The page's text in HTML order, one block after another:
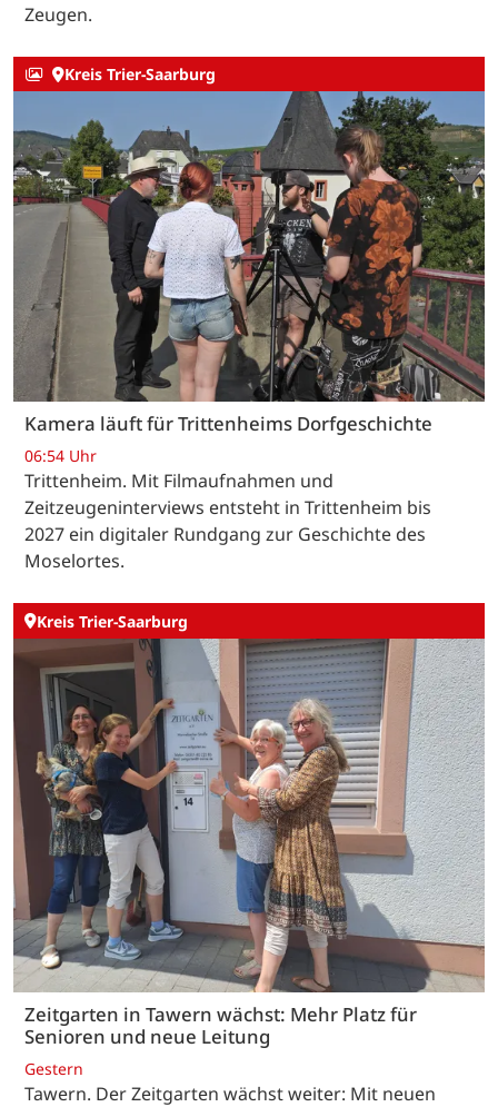
Zeugen.
Kreis Trier-Saarburg
Kamera läuft für Trittenheims Dorfgeschichte
06:54 Uhr
Trittenheim. Mit Filmaufnahmen und
Zeitzeugeninterviews entsteht in Trittenheim bis
2027 ein digitaler Rundgang zur Geschichte des
Moselortes.
Kreis Trier-Saarburg
Zeitgarten in Tawern wächst: Mehr Platz für
Senioren und neue Leitung
Gestern
Tawern. Der Zeitgarten wächst weiter: Mit neuen